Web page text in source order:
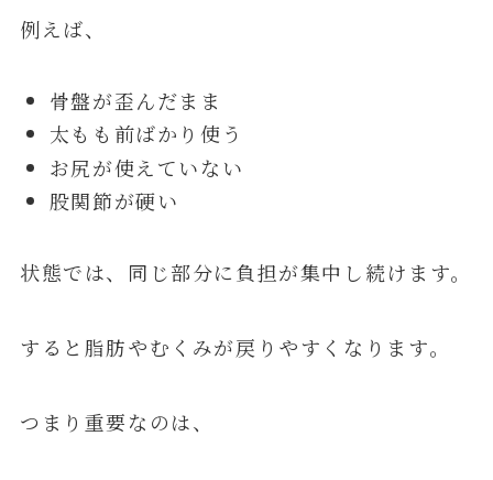
例えば、
骨盤が歪んだまま
太もも前ばかり使う
お尻が使えていない
股関節が硬い
状態では、同じ部分に負担が集中し続けます。
すると脂肪やむくみが戻りやすくなります。
つまり重要なのは、